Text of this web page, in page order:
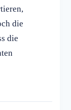
die
die